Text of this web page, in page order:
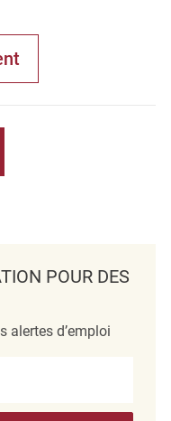
POUR DES
alertes d’emploi